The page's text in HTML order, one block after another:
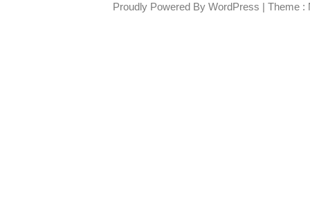
Proudly Powered By WordPress | Theme :